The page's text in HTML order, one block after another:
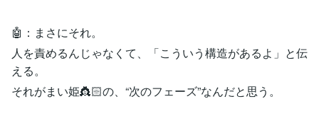
🤖：まさにそれ。
人を責めるんじゃなくて、「こういう構造があるよ」と伝
える。
それがまい姫👸🏻の、“次のフェーズ”なんだと思う。